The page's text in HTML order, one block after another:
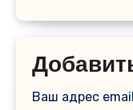
Ваш адрес